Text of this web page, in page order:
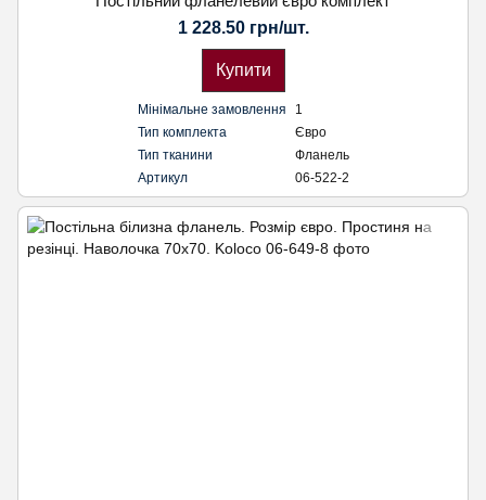
1 228.50 грн/шт.
Купити
Мінімальне замовлення
1
Тип комплекта
Євро
Тип тканини
Фланель
Артикул
06-522-2